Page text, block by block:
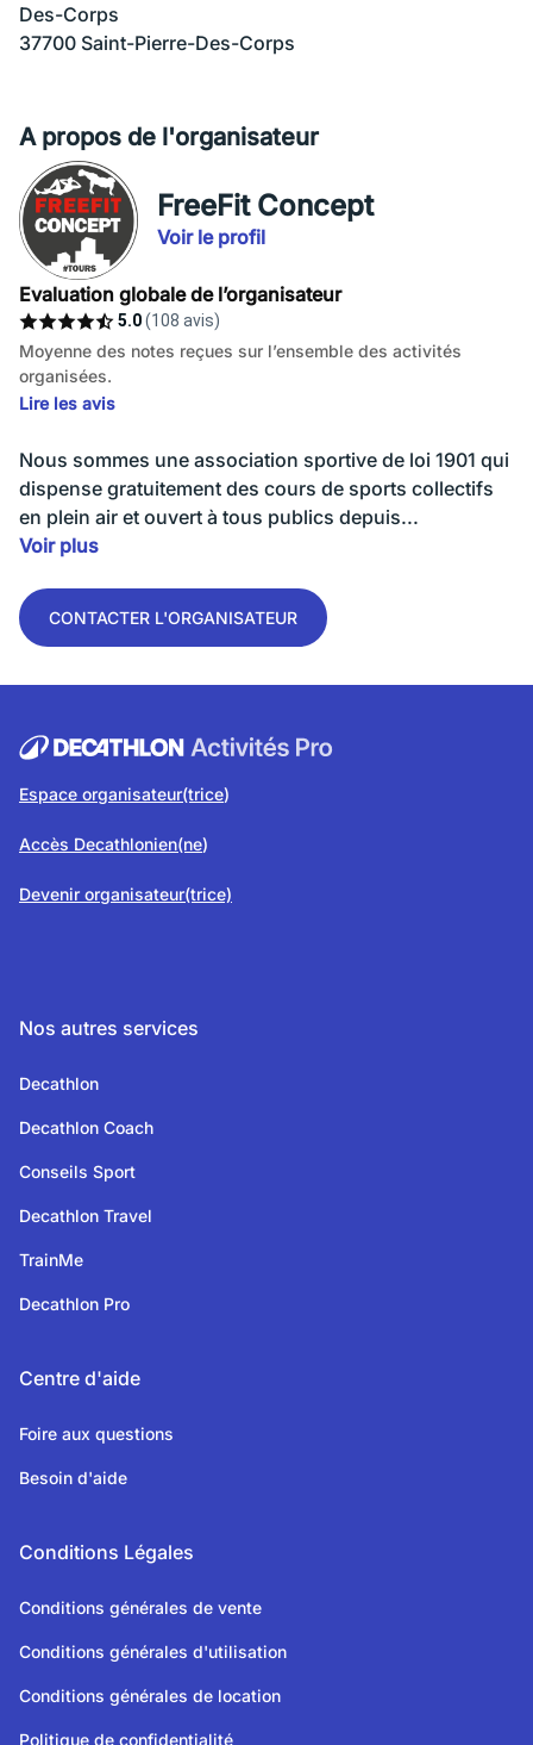
Des-Corps
37700 Saint-Pierre-Des-Corps
A propos de l'organisateur
FreeFit Concept
Voir le profil
Evaluation globale de l’organisateur
5.0(108 avis)
Moyenne des notes reçues sur l’ensemble des activités
organisées.
Lire les avis
Nous sommes une association sportive de loi 1901 qui
dispense gratuitement des cours de sports collectifs
en plein air et ouvert à tous publics depuis...
Voir plus
CONTACTER L'ORGANISATEUR
Espace organisateur(trice)
Accès Decathlonien(ne)
Devenir organisateur(trice)
Nos autres services
Decathlon
Decathlon Coach
Conseils Sport
Decathlon Travel
TrainMe
Decathlon Pro
Centre d'aide
Foire aux questions
Besoin d'aide
Conditions Légales
Conditions générales de vente
Conditions générales d'utilisation
Conditions générales de location
Politique de confidentialité